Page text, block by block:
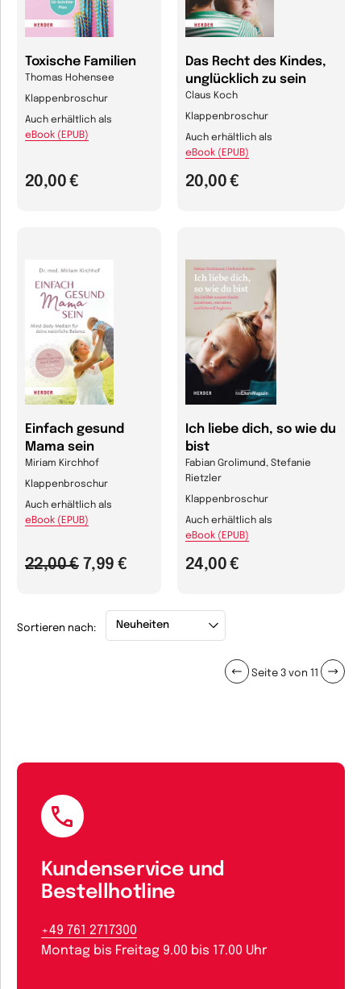
Toxische Familien
Thomas Hohensee
Klappenbroschur
20,00 €
Auch erhältlich als
eBook (EPUB)
Das Recht des Kindes,
unglücklich zu sein
Claus Koch
Klappenbroschur
20,00 €
Auch erhältlich als
eBook (EPUB)
Einfach gesund
Mama sein
Miriam Kirchhof
Klappenbroschur
22,00 € 7,99 €
Auch erhältlich als
eBook (EPUB)
Ich liebe dich, so wie du
bist
Fabian Grolimund, Stefanie
Rietzler
Klappenbroschur
24,00 €
Auch erhältlich als
eBook (EPUB)
Sortieren nach:
Seite 3 von 11
Kundenservice und
Bestellhotline
+49 761 2717300
Montag bis Freitag 9.00 bis 17.00 Uhr